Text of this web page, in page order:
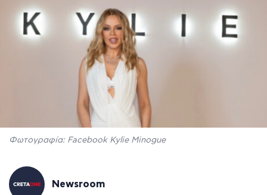
Φωτογραφία: Facebook Kylie Minogue
Newsroom